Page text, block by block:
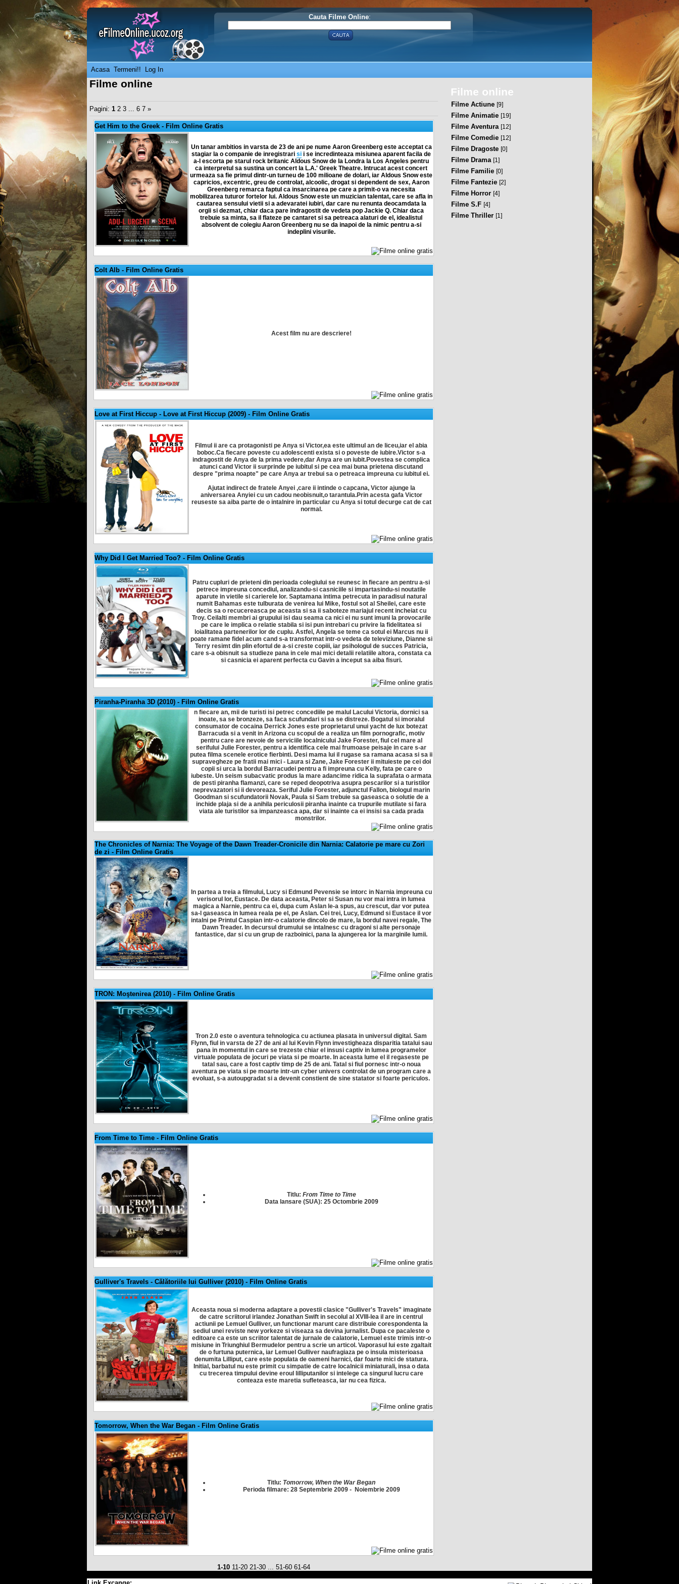
Cauta Filme Online:
Acasa Termeni!! Log In
Filme online
Pagini: 1 2 3 6 7 »
Get Him to the Greek - Film Online Gratis
Un tanar ambitios in varsta de 23 de ani pe nume Aaron Greenberg este acceptat ca
stagiar la o companie de inregistrari si i se incredinteaza misiunea aparent facila de
a-l escorta pe starul rock britanic Aldous Snow de la Londra la Los Angeles pentru
ca interpretul sa sustina un concert la L.A.' Greek Theatre. Intrucat acest concert
urmeaza sa fie primul dintr-un turneu de 100 milioane de dolari, iar Aldous Snow este
capricios, excentric, greu de controlat, alcoolic, drogat si dependent de sex, Aaron
Greenberg remarca faptul ca insarcinarea pe care a primit-o va necesita
mobilizarea tuturor fortelor lui. Aldous Snow este un muzician talentat, care se afla in
cautarea sensului vietii si a adevaratei iubiri, dar care nu renunta deocamdata la
orgii si dezmat, chiar daca pare indragostit de vedeta pop Jackie Q. Chiar daca
trebuie sa minta, sa il flateze pe cantaret si sa petreaca alaturi de el, idealistul
absolvent de colegiu Aaron Greenberg nu se da inapoi de la nimic pentru a-si
indeplini visurile.
Colt Alb - Film Online Gratis
Acest film nu are descriere!
Love at First Hiccup - Love at First Hiccup (2009) - Film Online Gratis
Filmul ii are ca protagonisti pe Anya si Victor,ea este ultimul an de liceu,iar el abia
boboc.Ca fiecare poveste cu adolescenti exista si o poveste de iubire.Victor s-a
indragostit de Anya de la prima vedere,dar Anya are un iubit.Povestea se complica
atunci cand Victor ii surprinde pe iubitul si pe cea mai buna prietena discutand
despre "prima noapte" pe care Anya ar trebui sa o petreaca impreuna cu iubitul ei.
Ajutat indirect de fratele Anyei ,care ii intinde o capcana, Victor ajunge la
aniversarea Anyiei cu un cadou neobisnuit,o tarantula.Prin acesta gafa Victor
reuseste sa aiba parte de o intalnire in particular cu Anya si totul decurge cat de cat
normal.
Why Did I Get Married Too? - Film Online Gratis
Patru cupluri de prieteni din perioada colegiului se reunesc in fiecare an pentru a-si
petrece impreuna concediul, analizandu-si casniciile si impartasindu-si noutatile
aparute in vietile si carierele lor. Saptamana intima petrecuta in paradisul natural
numit Bahamas este tulburata de venirea lui Mike, fostul sot al Sheilei, care este
decis sa o recucereasca pe aceasta si sa ii saboteze mariajul recent incheiat cu
Troy. Ceilalti membri ai grupului isi dau seama ca nici ei nu sunt imuni la provocarile
pe care le implica o relatie stabila si isi pun intrebari cu privire la fidelitatea si
loialitatea partenerilor lor de cuplu. Astfel, Angela se teme ca sotul ei Marcus nu ii
poate ramane fidel acum cand s-a transformat intr-o vedeta de televiziune, Dianne si
Terry resimt din plin efortul de a-si creste copiii, iar psihologul de succes Patricia,
care s-a obisnuit sa studieze pana in cele mai mici detalii relatiile altora, constata ca
si casnicia ei aparent perfecta cu Gavin a inceput sa aiba fisuri.
Piranha-Piranha 3D (2010) - Film Online Gratis
n fiecare an, mii de turisti isi petrec concediile pe malul Lacului Victoria, dornici sa
inoate, sa se bronzeze, sa faca scufundari si sa se distreze. Bogatul si imoralul
consumator de cocaina Derrick Jones este proprietarul unui yacht de lux botezat
Barracuda si a venit in Arizona cu scopul de a realiza un film pornografic, motiv
pentru care are nevoie de serviciile localnicului Jake Forester, fiul cel mare al
serifului Julie Forester, pentru a identifica cele mai frumoase peisaje in care s-ar
putea filma scenele erotice fierbinti. Desi mama lui il rugase sa ramana acasa si sa ii
supravegheze pe fratii mai mici - Laura si Zane, Jake Forester ii mituieste pe cei doi
copii si urca la bordul Barracudei pentru a fi impreuna cu Kelly, fata pe care o
iubeste. Un seism subacvatic produs la mare adancime ridica la suprafata o armata
de pesti piranha flamanzi, care se reped deopotriva asupra pescarilor si a turistilor
neprevazatori si ii devoreaza. Seriful Julie Forester, adjunctul Fallon, biologul marin
Goodman si scufundatorii Novak, Paula si Sam trebuie sa gaseasca o solutie de a
inchide plaja si de a anihila periculosii piranha inainte ca trupurile mutilate si fara
viata ale turistilor sa impanzeasca apa, dar si inainte ca ei insisi sa cada prada
monstrilor.
The Chronicles of Narnia: The Voyage of the Dawn Treader-Cronicile din Narnia: Calatorie pe mare cu Zori
de zi - Film Online Gratis
In partea a treia a filmului, Lucy si Edmund Pevensie se intorc in Narnia impreuna cu
verisorul lor, Eustace. De data aceasta, Peter si Susan nu vor mai intra in lumea
magica a Narnie, pentru ca ei, dupa cum Aslan le-a spus, au crescut, dar vor putea
sa-l gaseasca in lumea reala pe el, pe Aslan. Cei trei, Lucy, Edmund si Eustace il vor
intalni pe Printul Caspian intr-o calatorie dincolo de mare, la bordul navei regale, The
Dawn Treader. In decursul drumului se intalnesc cu dragoni si alte personaje
fantastice, dar si cu un grup de razboinici, pana la ajungerea lor la marginile lumii.
TRON: Moştenirea (2010) - Film Online Gratis
Tron 2.0 este o aventura tehnologica cu actiunea plasata in universul digital. Sam
Flynn, fiul in varsta de 27 de ani al lui Kevin Flynn investigheaza disparitia tatalui sau
pana in momentul in care se trezeste chiar el insusi captiv in lumea programelor
virtuale populata de jocuri pe viata si pe moarte. In aceasta lume el il regaseste pe
tatal sau, care a fost captiv timp de 25 de ani. Tatal si fiul pornesc intr-o noua
aventura pe viata si pe moarte intr-un cyber univers controlat de un program care a
evoluat, s-a autoupgradat si a devenit constient de sine statator si foarte periculos.
From Time to Time - Film Online Gratis
Titlu: From Time to Time
Data lansare (SUA): 25 Octombrie 2009
Gulliver's Travels - Călătoriile lui Gulliver (2010) - Film Online Gratis
Aceasta noua si moderna adaptare a povestii clasice "Gulliver's Travels" imaginate
de catre scriitorul irlandez Jonathan Swift in secolul al XVIII-lea il are in centrul
actiunii pe Lemuel Gulliver, un functionar marunt care distribuie corespondenta la
sediul unei reviste new yorkeze si viseaza sa devina jurnalist. Dupa ce pacaleste o
editoare ca este un scriitor talentat de jurnale de calatorie, Lemuel este trimis intr-o
misiune in Triunghiul Bermudelor pentru a scrie un articol. Vaporasul lui este zgaltait
de o furtuna puternica, iar Lemuel Gulliver naufragiaza pe o insula misterioasa
denumita Lilliput, care este populata de oameni harnici, dar foarte mici de statura.
Initial, barbatul nu este primit cu simpatie de catre localnicii miniaturali, insa o data
cu trecerea timpului devine eroul lilliputanilor si intelege ca singurul lucru care
conteaza este maretia sufleteasca, iar nu cea fizica.
Tomorrow, When the War Began - Film Online Gratis
Titlu: Tomorrow, When the War Began
Perioda filmare: 28 Septembrie 2009 - Noiembrie 2009
1-10 11-20 21-30 51-60 61-64
Filme online
Filme Actiune [9]
Filme Animatie [19]
Filme Aventura [12]
Filme Comedie [12]
Filme Dragoste [0]
Filme Drama [1]
Filme Familie [0]
Filme Fantezie [2]
Filme Horror [4]
Filme S.F [4]
Filme Thriller [1]